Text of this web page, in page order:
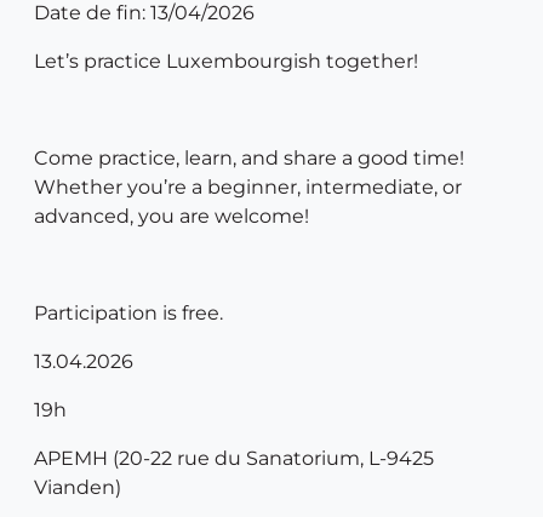
Date de fin: 13/04/2026
Let’s practice Luxembourgish together!
Come practice, learn, and share a good time!
Whether you’re a beginner, intermediate, or
advanced, you are welcome!
Participation is free.
13.04.2026
19h
APEMH (20-22 rue du Sanatorium, L-9425
Vianden)